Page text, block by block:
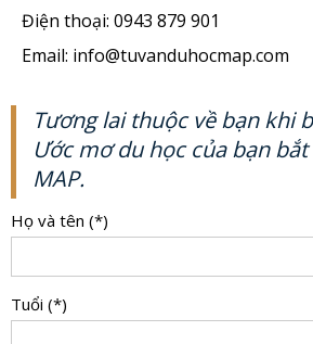
Điện thoại: 0943 879 901
Email: info@tuvanduhocmap.com
Tương lai thuộc về bạn khi
Ước mơ du học của bạn
MAP.
Họ và tên (*)
Tuổi (*)